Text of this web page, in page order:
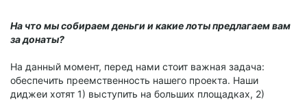
На что мы собираем деньги и какие лоты предлагаем вам
за донаты?
На данный момент, перед нами стоит важная задача:
обеспечить преемственность нашего проекта. Наши
диджеи хотят 1) выступить на больших площадках, 2)